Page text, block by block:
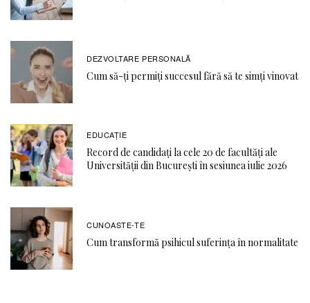
DEZVOLTARE PERSONALĂ
Cum să-ți permiți succesul fără să te simți vinovat
EDUCAŢIE
Record de candidați la cele 20 de facultăți ale
Universității din București în sesiunea iulie 2026
CUNOASTE-TE
Cum transformă psihicul suferința în normalitate